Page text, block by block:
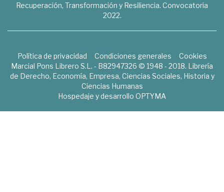
Recuperación, Transformación y Resiliencia. Convocatoria
2022.
Política de privacidad Condiciones generales
Cookies
Marcial Pons Librero S.L. - B82947326 © 1948 - 2018. Librería
de Derecho, Economía, Empresa, Ciencias Sociales, Historia y
Ciencias Humanas
Hospedaje y desarrollo OPTYMA